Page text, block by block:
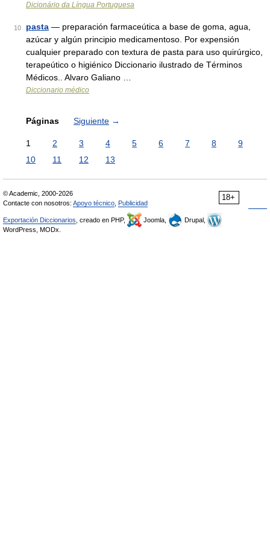
Dicionário da Língua Portuguesa
10 pasta — preparación farmaceútica a base de goma, agua,
azúcar y algún principio medicamentoso. Por expensión
cualquier preparado con textura de pasta para uso quirúrgico,
terapeútico o higiénico Diccionario ilustrado de Términos
Médicos.. Alvaro Galiano …
Diccionario médico
Páginas Siguiente →
1 2 3 4 5 6 7 8
9
10
11 12 13
18+
© Academic, 2000-2026
Contacte con nosotros: Apoyo técnico Publicidad
Exportación Diccionarios , creado en PHP, Joomla,
Drupal,
WordPress, MODx.